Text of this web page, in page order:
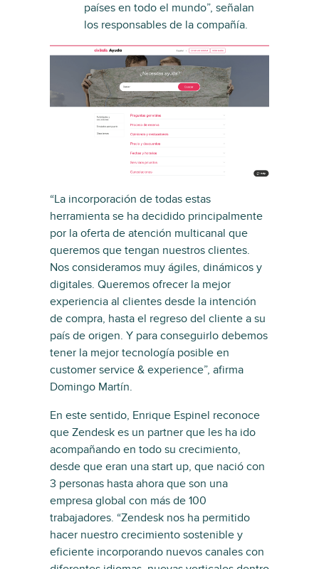
países en todo el mundo”, señalan
los responsables de la compañía.
“La incorporación de todas estas
herramienta se ha decidido principalmente
por la oferta de atención multicanal que
queremos que tengan nuestros clientes.
Nos consideramos muy ágiles, dinámicos y
digitales. Queremos ofrecer la mejor
experiencia al clientes desde la intención
de compra, hasta el regreso del cliente a su
país de origen. Y para conseguirlo debemos
tener la mejor tecnología posible en
customer service & experience”, afirma
Domingo Martín.
En este sentido, Enrique Espinel reconoce
que Zendesk es un partner que les ha ido
acompañando en todo su crecimiento,
desde que eran una start up, que nació con
3 personas hasta ahora que son una
empresa global con más de 100
trabajadores. “Zendesk nos ha permitido
hacer nuestro crecimiento sostenible y
eficiente incorporando nuevos canales con